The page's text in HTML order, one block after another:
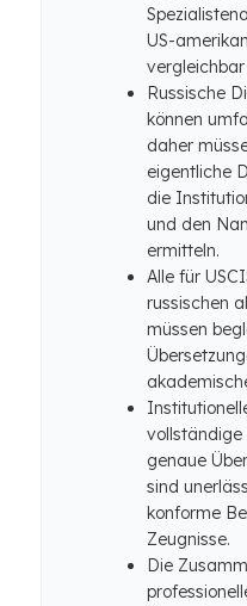
US-
vergleichbar
Russische
können
daher
eigentliche
die
und den
ermitteln.
Alle für
russischen
müssen
vollständige
genaue
sind
konforme
Zeugnisse.
Die